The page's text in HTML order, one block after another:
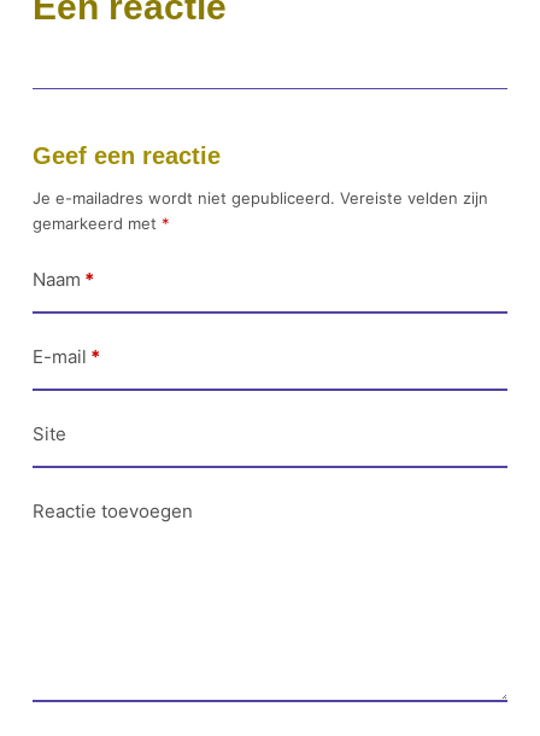
Geef een reactie
Je e-mailadres wordt niet gepubliceerd. Vereiste velden zijn
gemarkeerd met *
Naam *
E-mail *
Site
Reactie toevoegen